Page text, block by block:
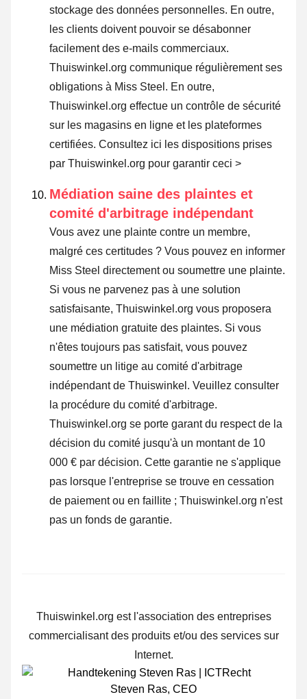
stockage des données personnelles. En outre,
les clients doivent pouvoir se désabonner
facilement des e-mails commerciaux.
Thuiswinkel.org communique régulièrement ses
obligations à Miss Steel. En outre,
Thuiswinkel.org effectue un contrôle de sécurité
sur les magasins en ligne et les plateformes
certifiées. Consultez ici les dispositions prises
par Thuiswinkel.org pour garantir ceci >
Médiation saine des plaintes et
comité d'arbitrage indépendant
Vous avez une plainte contre un membre,
malgré ces certitudes ? Vous pouvez en informer
Miss Steel directement ou soumettre une plainte.
Si vous ne parvenez pas à une solution
satisfaisante, Thuiswinkel.org vous proposera
une médiation gratuite des plaintes. Si vous
n'êtes toujours pas satisfait, vous pouvez
soumettre un litige au comité d'arbitrage
indépendant de Thuiswinkel. Veuillez consulter
la procédure du comité d'arbitrage.
Thuiswinkel.org se porte garant du respect de la
décision du comité jusqu'à un montant de 10
000 € par décision. Cette garantie ne s'applique
pas lorsque l'entreprise se trouve en cessation
de paiement ou en faillite ; Thuiswinkel.org n'est
pas un fonds de garantie.
Thuiswinkel.org est l'association des entreprises
commercialisant des produits et/ou des services sur
Internet.
Steven Ras, CEO